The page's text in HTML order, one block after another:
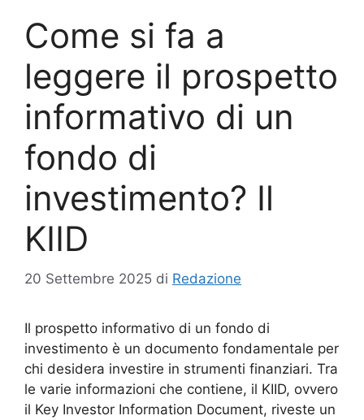
Come si fa a
leggere il prospetto
informativo di un
fondo di
investimento? Il
KIID
20 Settembre 2025 di Redazione
Il prospetto informativo di un fondo di
investimento è un documento fondamentale per
chi desidera investire in strumenti finanziari. Tra
le varie informazioni che contiene, il KIID, ovvero
il Key Investor Information Document, riveste un